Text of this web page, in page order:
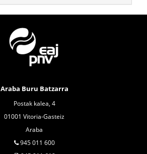
Araba Buru Batzarra
Postak kalea, 4
01001 Vitoria-Gasteiz
Araba
945 011 600